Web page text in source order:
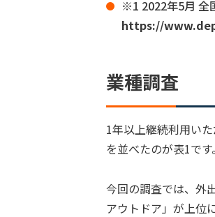
※1 2022年5月 全
https://
業種調査
1年以上継続利用い
を並べたのが表1です。
今回の調査では、外
アウトドア」が上位